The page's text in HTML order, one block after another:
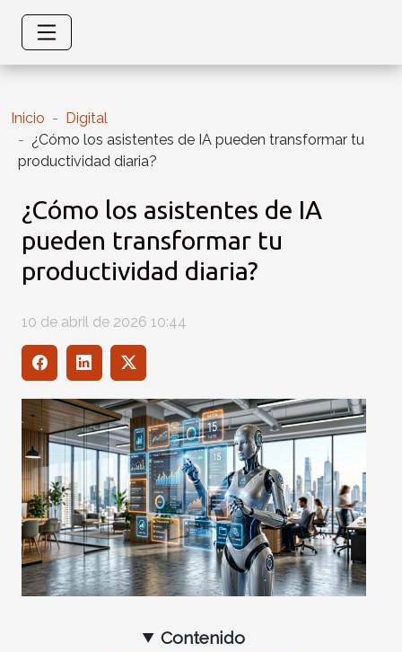
Inicio
Digital
¿Cómo los asistentes de IA pueden transformar tu
productividad diaria?
¿Cómo los asistentes de IA
pueden transformar tu
productividad diaria?
10 de abril de 2026 10:44
Contenido